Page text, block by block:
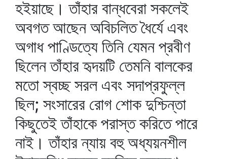
হইয়াছে। তাঁহার বান্ধবেরা সকলেই
অবগত আছেন অবিচলিত ধৈর্যে এবং
অগাধ পাণ্ডিত্যে তিনি যেমন প্রবীণ
ছিলেন তাঁহার হৃদয়টি তেমনি বালকের
মতো স্বচ্ছ সরল এবং সদাপ্রফুল্ল
ছিল; সংসারের রোগ শোক দুশ্চিন্তা
কিছুতেই তাঁহাকে পরাস্ত করিতে পারে
নাই। তাঁহার ন্যায় বহু অধ্যয়নশীল